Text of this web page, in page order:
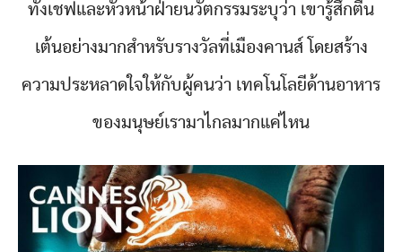
ทั้งเชฟและหัวหน้าฝ่ายนวัตกรรมระบุว่า เขารู้สึกตื่น
เต้นอย่างมากสำหรับรางวัลที่เมืองคานส์ โดยสร้าง
ความประหลาดใจให้กับผู้คนว่า เทคโนโลยีด้านอาหาร
ของมนุษย์เรามาไกลมากแค่ไหน